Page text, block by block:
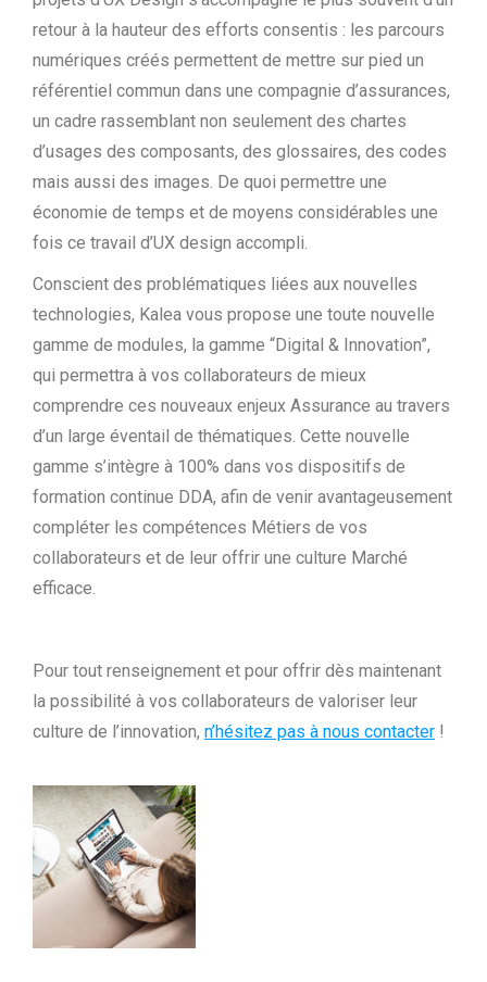
retour à la hauteur des efforts consentis : les parcours
numériques créés permettent de mettre sur pied un
référentiel commun dans une compagnie d’assurances,
un cadre rassemblant non seulement des chartes
d’usages des composants, des glossaires, des codes
mais aussi des images. De quoi permettre une
économie de temps et de moyens considérables une
fois ce travail d’UX design accompli.
Conscient des problématiques liées aux nouvelles
technologies, Kalea vous propose une toute nouvelle
gamme de modules, la gamme “Digital & Innovation”,
qui permettra à vos collaborateurs de mieux
comprendre ces nouveaux enjeux Assurance au travers
d’un large éventail de thématiques. Cette nouvelle
gamme s’intègre à 100% dans vos dispositifs de
formation continue DDA, afin de venir avantageusement
compléter les compétences Métiers de vos
collaborateurs et de leur offrir une culture Marché
efficace.
Pour tout renseignement et pour offrir dès maintenant
la possibilité à vos collaborateurs de valoriser leur
culture de l’innovation, n’hésitez pas à nous contacter !